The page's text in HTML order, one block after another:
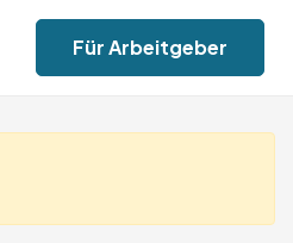
Für Arbeitgeber